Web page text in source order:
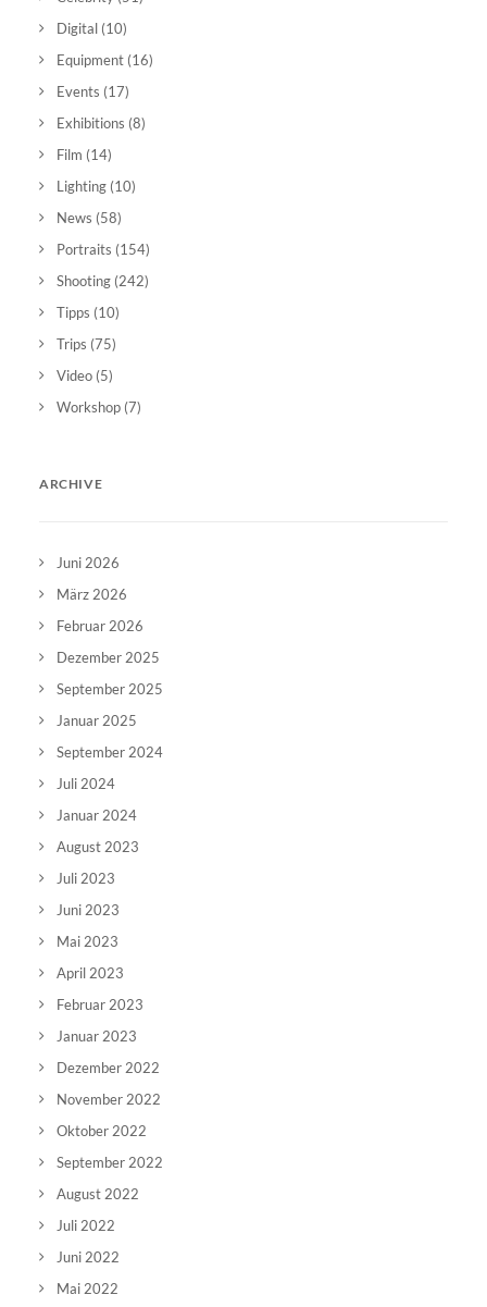
Digital (10)
Equipment (16)
Events (17)
Exhibitions (8)
Film (14)
Lighting (10)
News (58)
Portraits (154)
Shooting (242)
Tipps (10)
Trips (75)
Video (5)
Workshop (7)
ARCHIVE
Juni 2026
März 2026
Februar 2026
Dezember 2025
September 2025
Januar 2025
September 2024
Juli 2024
Januar 2024
August 2023
Juli 2023
Juni 2023
Mai 2023
April 2023
Februar 2023
Januar 2023
Dezember 2022
November 2022
Oktober 2022
September 2022
August 2022
Juli 2022
Juni 2022
Mai 2022